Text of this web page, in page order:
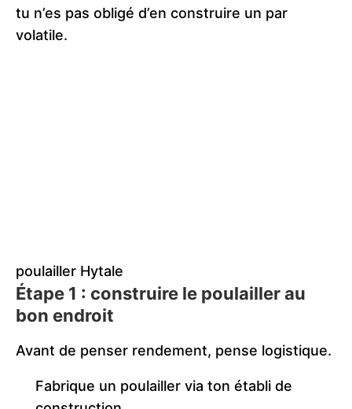
tu n’es pas obligé d’en construire un par
volatile.
poulailler Hytale
Étape 1 : construire le poulailler au
bon endroit
Avant de penser rendement, pense logistique.
Fabrique un poulailler via ton établi de